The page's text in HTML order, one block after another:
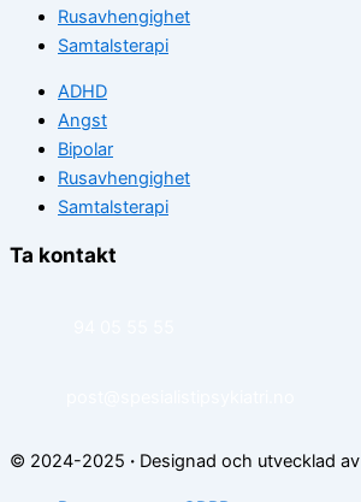
Rusavhengighet
Samtalsterapi
ADHD
Angst
Bipolar
Rusavhengighet
Samtalsterapi
Ta kontakt
© 2024-2025 · Designad och utvecklad av